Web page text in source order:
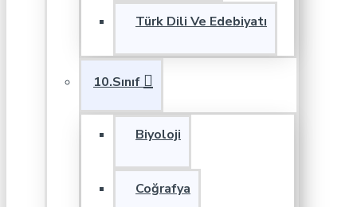
Türk Dili Ve Edebiyatı
10.Sınıf
Biyoloji
Coğrafya